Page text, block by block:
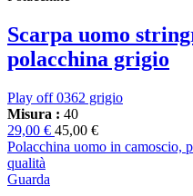
Scarpa uomo
polacchina grigio
Play off 0362 grigio
Misura : 40
29,00 € 45,00 €
Polacchina uomo in camoscio,
qualità
Guarda